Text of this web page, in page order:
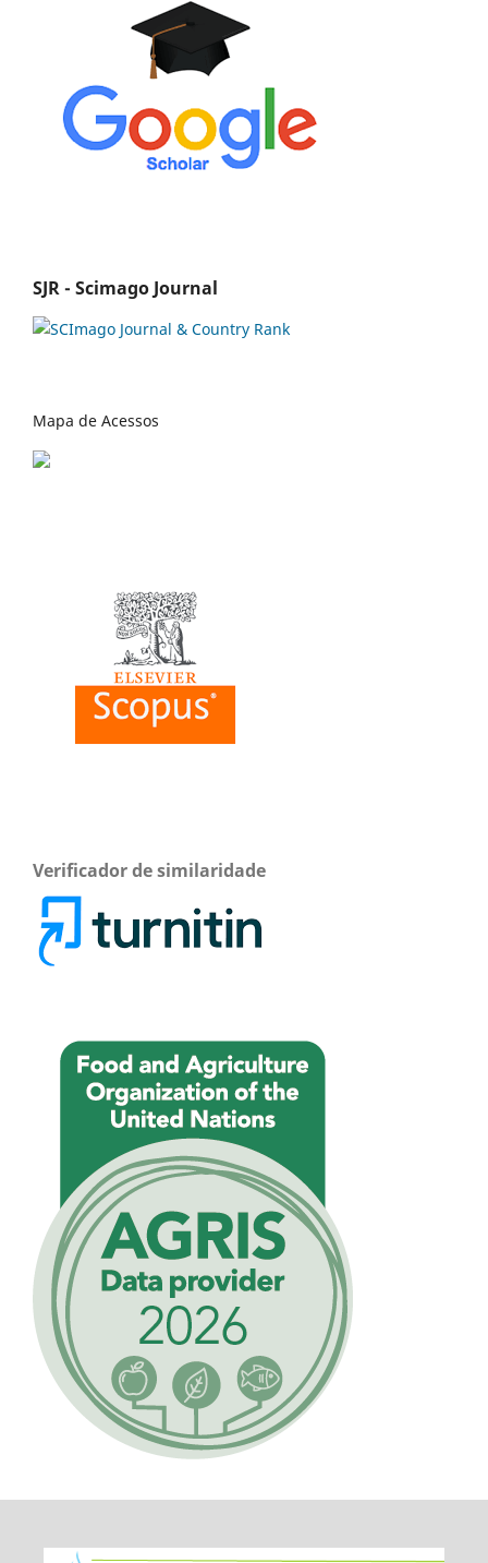
SJR - Scimago Journal
Mapa de Acessos
Verificador de similaridade